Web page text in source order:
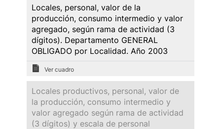
Locales, personal, valor de la
producción, consumo intermedio y valor
agregado, según rama de actividad (3
dígitos). Departamento GENERAL
OBLIGADO por Localidad. Año 2003
Ver cuadro
Locales productivos, personal, valor de
la producción, consumo intermedio y
valor agregado según rama de actividad
(3 dígitos) y escala de personal